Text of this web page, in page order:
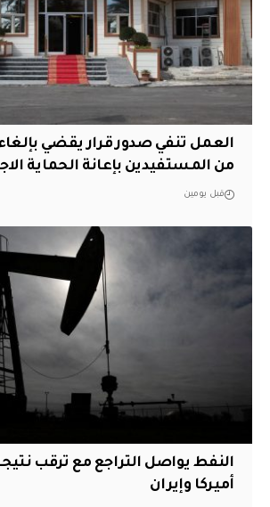
العمل تنفي صدور قرار يقضي
من المستفيدين بإعانة الحماية
قبل يومين
النفط يواصل التراجع مع ترقب
أميركا وإيران